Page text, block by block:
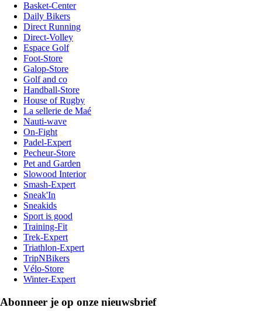
Basket-Center
Daily Bikers
Direct Running
Direct-Volley
Espace Golf
Foot-Store
Galop-Store
Golf and co
Handball-Store
House of Rugby
La sellerie de Maé
Nauti-wave
On-Fight
Padel-Expert
Pecheur-Store
Pet and Garden
Slowood Interior
Smash-Expert
Sneak'In
Sneakids
Sport is good
Training-Fit
Trek-Expert
Triathlon-Expert
TripNBikers
Vélo-Store
Winter-Expert
Abonneer je op onze nieuwsbrief